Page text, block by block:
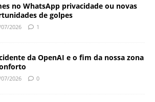
no WhatsApp privacidade ou novas
de golpes
2026 1
da OpenAI e o fim da nossa zona
2026 0